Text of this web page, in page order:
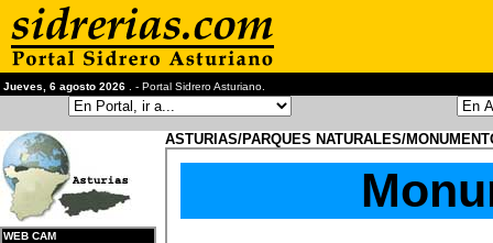
Jueves, 6 agosto 2026 . - Portal Sidrero Asturiano.
WEB CAM
ASTURIAS/PARQUES NATURALES/